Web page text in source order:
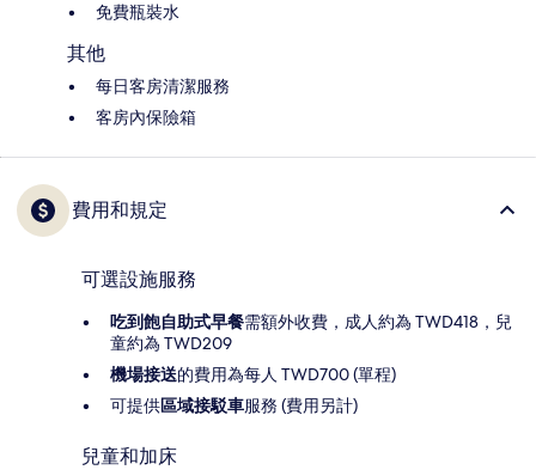
免費瓶裝水
其他
每日客房清潔服務
客房內保險箱
費用和規定
可選設施服務
吃到飽自助式早餐需額外收費，成人約為 TWD418，兒
童約為 TWD209
機場接送的費用為每人 TWD700 (單程)
可提供區域接駁車服務 (費用另計)
兒童和加床